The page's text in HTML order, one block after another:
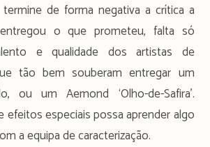
de forma negativa a crítica a
o que prometeu, falta só
e qualidade dos artistas de
tão bem souberam entregar um
ou um Aemond ‘Olho-de-Safira’.
efeitos especiais possa aprender algo
a equipa de caracterização.